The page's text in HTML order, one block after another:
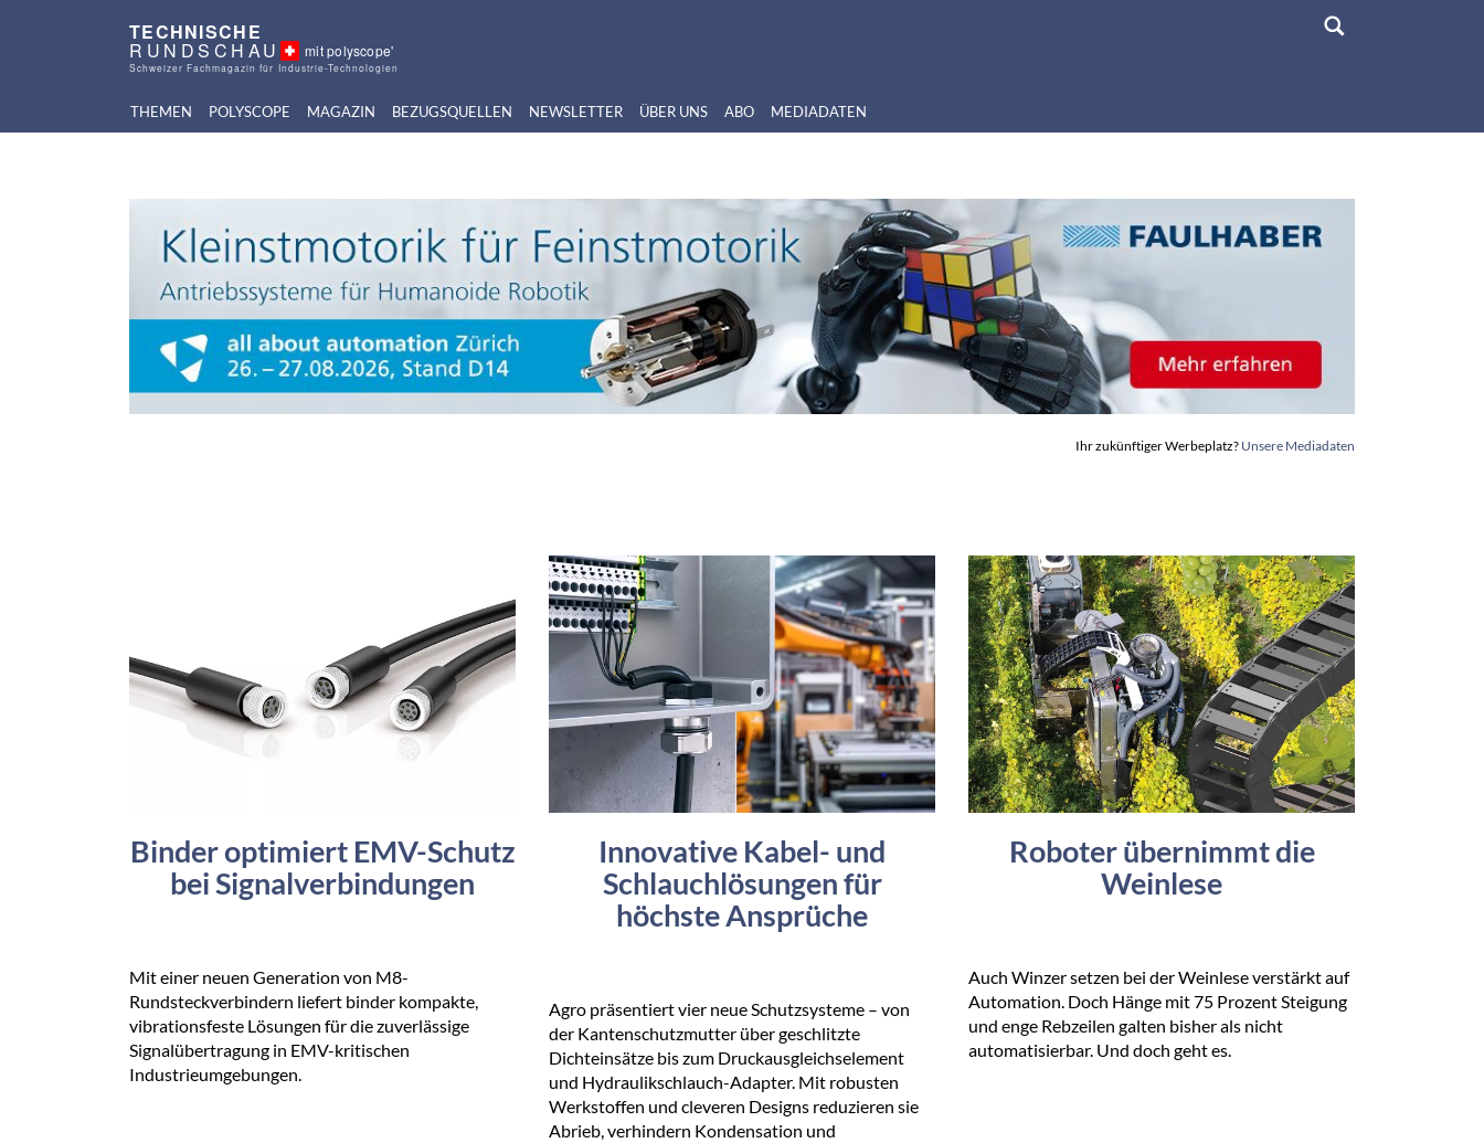
TECHNISCHE
RUNDSCHAU mit polyscope'
Schweizer Fachmagazin für Industrie-Technologien
THEMEN POLYSCOPE MAGAZIN BEZUGSQUELLEN NEWSLETTER ÜBER UNS ABO MEDIADATEN
Ihr zukünftiger Werbeplatz? Unsere Mediadaten
Binder optimiert EMV-Schutz
bei Signalverbindungen
Mit einer neuen Generation von M8-
Rundsteckverbindern liefert binder kompakte,
vibrationsfeste Lösungen für die zuverlässige
Signalübertragung in EMV-kritischen
Industrieumgebungen.
Innovative Kabel- und
Schlauchlösungen für
höchste Ansprüche
Agro präsentiert vier neue Schutzsysteme – von
der Kantenschutzmutter über geschlitzte
Dichteinsätze bis zum Druckausgleichselement
und Hydraulikschlauch-Adapter. Mit robusten
Werkstoffen und cleveren Designs reduzieren sie
Abrieb, verhindern Kondensation und
Roboter übernimmt die
Weinlese
Auch Winzer setzen bei der Weinlese verstärkt auf
Automation. Doch Hänge mit 75 Prozent Steigung
und enge Rebzeilen galten bisher als nicht
automatisierbar. Und doch geht es.